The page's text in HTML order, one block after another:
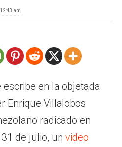
am
en la objetada
Enrique Villalobos
radicado en
de julio, un video